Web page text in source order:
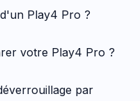
Play4 Pro ?
votre Play4 Pro ?
par